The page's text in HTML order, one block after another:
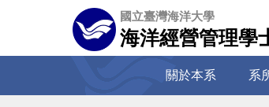
容
國立臺灣海洋大學
海洋經營管理學
關於本系 系